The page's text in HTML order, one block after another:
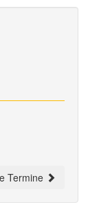
Termine